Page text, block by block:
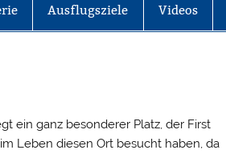
Ausflugsziele Videos
ein ganz besonderer Platz, der First
Leben diesen Ort besucht haben, da